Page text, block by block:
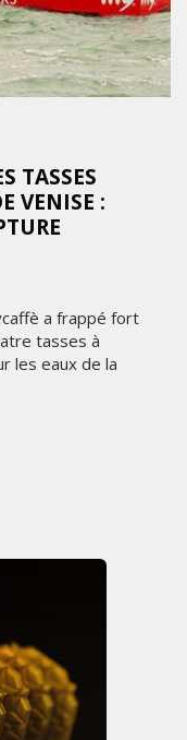
TASSES
VENISE :
a frappé fort
tasses à
les eaux de la